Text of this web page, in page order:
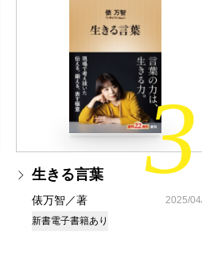
3
生きる言葉
俵万智／著
2025/
新書電子書籍あり